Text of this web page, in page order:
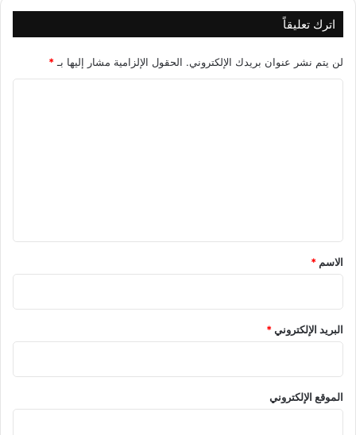
اترك تعليقاً
لن يتم نشر عنوان بريدك الإلكتروني. الحقول الإلزامية مشار إليها بـ *
*
الاسم *
البريد الإلكتروني*
الموقع الإلكتروني